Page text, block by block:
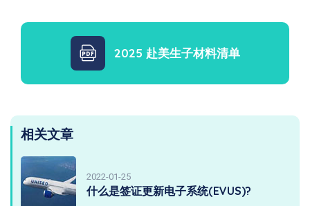
2025 赴美生子材料清单
相关文章
2022-01-25
什么是签证更新电子系统(EVUS)?